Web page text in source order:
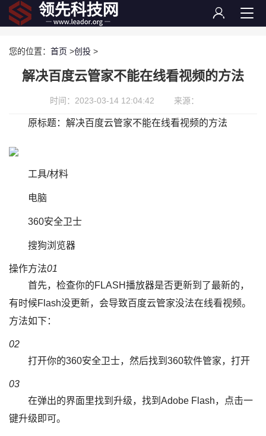
您的位置： 首页 >创投 >
解决百度云管家不能在线看视频的方法
时间：2023-03-14 12:04:42 来源：
原标题：解决百度云管家不能在线看视频的方法
工具/材料
电脑
360安全卫士
搜狗浏览器
操作方法01
首先，检查你的FLASH播放器是否更新到了最新的，
有时候Flash没更新，会导致百度云管家没法在线看视频。
方法如下：
02
打开你的360安全卫士，然后找到360软件管家，打开
03
在弹出的界面里找到升级，找到Adobe Flash，点击一
键升级即可。